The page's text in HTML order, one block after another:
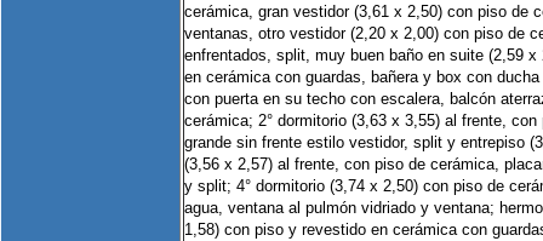
cerámica, gran vestidor (3,61 x 2,50) con piso de
ventanas, otro vestidor (2,20 x 2,00) con piso de
enfrentados, split, muy buen baño en suite (2,59
en cerámica con guardas, bañera y box con
con puerta en su techo con escalera, balcón
cerámica; 2° dormitorio (3,63 x 3,55) al frente,
grande sin frente estilo vestidor, split y entrepiso
(3,56 x 2,57) al frente, con piso de cerámica,
y split; 4° dormitorio (3,74 x 2,50) con piso de
agua, ventana al pulmón vidriado y ventana;
1,58) con piso y revestido en cerámica con